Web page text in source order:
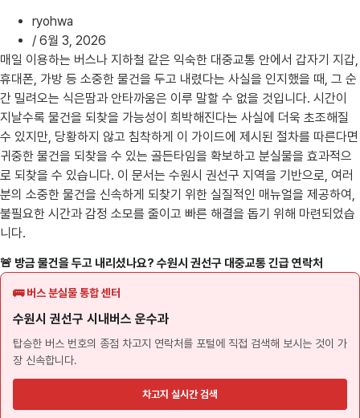
ryohwa
/ 6월 3, 2026
매일 이용하는 버스나 지하철 같은 익숙한 대중교통 안에서 갑자기 지갑,
휴대폰, 가방 등 소중한 물건을 두고 내렸다는 사실을 인지했을 때, 그 순
간 밀려오는 식은땀과 안타까움은 이루 말할 수 없을 것입니다. 시간이
지날수록 물건을 되찾을 가능성이 희박해진다는 사실에 더욱 초조해질
수 있지만, 당황하지 않고 침착하게 이 가이드에 제시된 절차를 따른다면
귀중한 물건을 되찾을 수 있는 골든타임을 확보하고 분실물을 효과적으
로 되찾을 수 있습니다. 이 문서는 수원시 권선구 지역을 기반으로, 여러
분의 소중한 물건을 신속하게 되찾기 위한 실질적인 매뉴얼을 제공하여,
불필요한 시간과 감정 소모를 줄이고 빠른 해결을 돕기 위해 마련되었습
니다.
🚨 방금 물건을 두고 내리셨나요? 수원시 권선구 대중교통 긴급 연락처
🚌 버스 분실물 통합 센터
수원시 권선구 시내버스 운수과
탑승한 버스 번호의 종점 차고지 연락처를 포털에 직접 검색해 보시는 것이 가
장 신속합니다.
차고지 실시간 검색